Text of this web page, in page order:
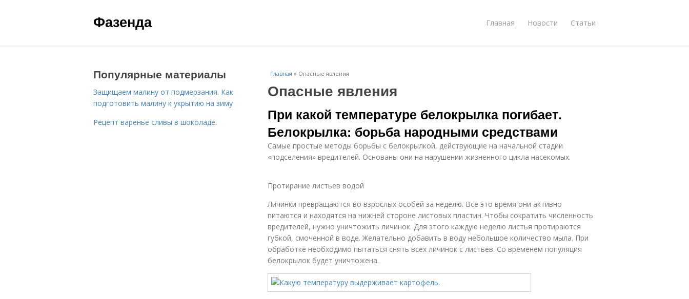
Фазенда Главная Новости Статьи
Главная » Опасные явления
Опасные явления
При какой температуре белокрылка погибает.
Белокрылка: борьба народными средствами
Самые простые методы борьбы с белокрылкой, действующие на начальной стадии
«подселения» вредителей. Основаны они на нарушении жизненного цикла насекомых.
Протирание листьев водой
Личинки превращаются во взрослых особей за неделю. Все это время они активно
питаются и находятся на нижней стороне листовых пластин. Чтобы сократить численность
вредителей, нужно уничтожить личинок. Для этого каждую неделю листья протираются
губкой, смоченной в воде. Желательно добавить в воду небольшое количество мыла. При
обработке необходимо пытаться снять всех личинок с листьев. Со временем популяция
белокрылок будет уничтожена.
Популярные материалы
Защищаем малину от подмерзания. Как
подготовить малину к укрытию на зиму
Рецепт варенье сливы в шоколаде.